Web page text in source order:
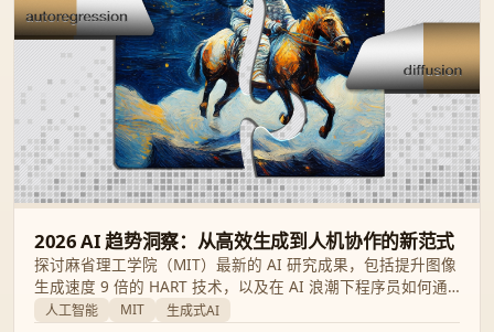
2026 AI 趋势洞察：从高效生成到人机协作的新范式
探讨麻省理工学院（MIT）最新的 AI 研究成果，包括提升图像
生成速度 9 倍的 HART 技术，以及在 AI 浪潮下程序员如何通
过“人机协作”重塑职业价值。
人工智能 MIT
生成式AI